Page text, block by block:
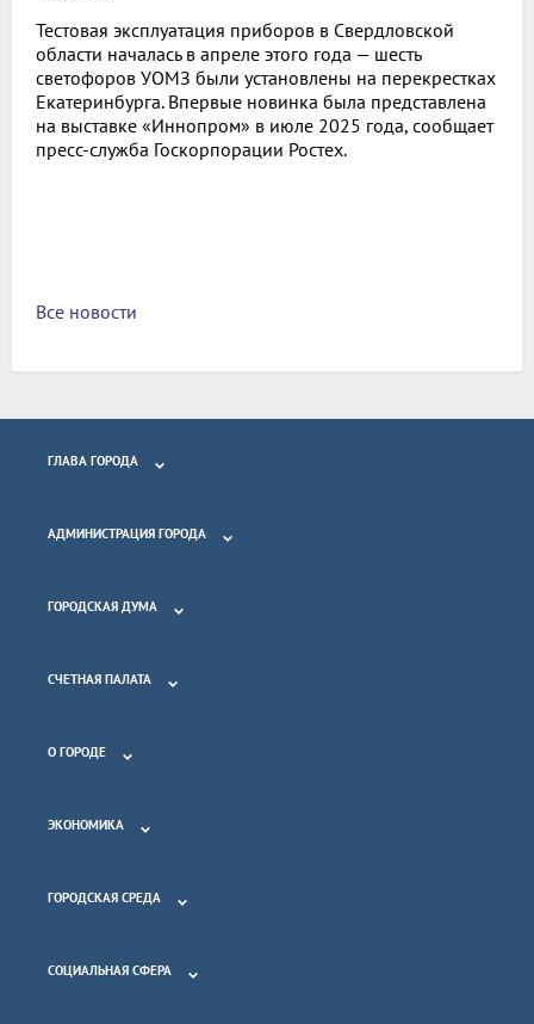
Тестовая эксплуатация приборов в Свердловской
области началась в апреле этого года — шесть
светофоров УОМЗ были установлены на перекрестках
Екатеринбурга. Впервые новинка была представлена
на выставке «Иннопром» в июле 2025 года, сообщает
пресс-служба Госкорпорации Ростех.
Все новости
ГЛАВА ГОРОДА
АДМИНИСТРАЦИЯ ГОРОДА
ГОРОДСКАЯ ДУМА
СЧЕТНАЯ ПАЛАТА
О ГОРОДЕ
ЭКОНОМИКА
ГОРОДСКАЯ СРЕДА
СОЦИАЛЬНАЯ СФЕРА